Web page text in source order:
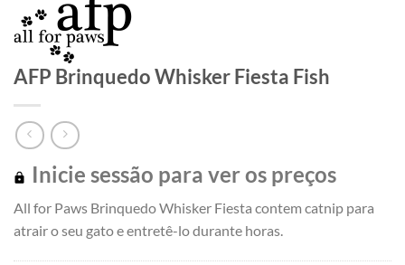
AFP Brinquedo Whisker Fiesta Fish
Inicie sessão para ver os preços
All for Paws Brinquedo Whisker Fiesta contem catnip para
atrair o seu gato e entretê-lo durante horas.